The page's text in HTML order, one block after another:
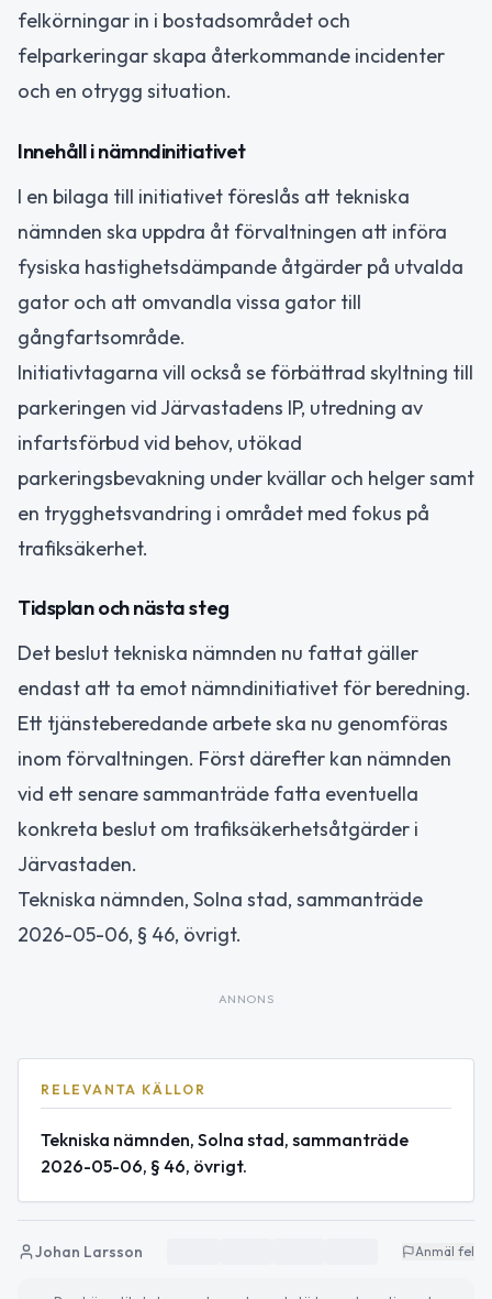
felkörningar in i bostadsområdet och
felparkeringar skapa återkommande incidenter
och en otrygg situation.
Innehåll i nämndinitiativet
I en bilaga till initiativet föreslås att tekniska
nämnden ska uppdra åt förvaltningen att införa
fysiska hastighetsdämpande åtgärder på utvalda
gator och att omvandla vissa gator till
gångfartsområde.
Initiativtagarna vill också se förbättrad skyltning till
parkeringen vid Järvastadens IP, utredning av
infartsförbud vid behov, utökad
parkeringsbevakning under kvällar och helger samt
en trygghetsvandring i området med fokus på
trafiksäkerhet.
Tidsplan och nästa steg
Det beslut tekniska nämnden nu fattat gäller
endast att ta emot nämndinitiativet för beredning.
Ett tjänsteberedande arbete ska nu genomföras
inom förvaltningen. Först därefter kan nämnden
vid ett senare sammanträde fatta eventuella
konkreta beslut om trafiksäkerhetsåtgärder i
Järvastaden.
Tekniska nämnden, Solna stad, sammanträde
2026-05-06, § 46, övrigt.
ANNONS
RELEVANTA KÄLLOR
Tekniska nämnden, Solna stad, sammanträde
2026-05-06, § 46, övrigt.
Johan Larsson Anmäl fel